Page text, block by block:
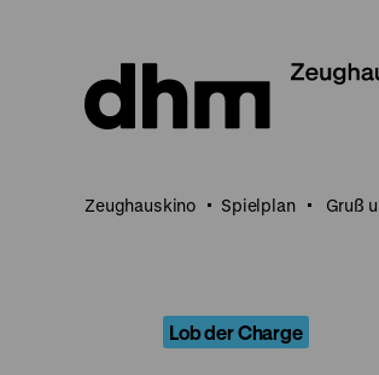
Seiteninhalt
springen
Zeughauskino Spielplan Gruß
Lob der Charge